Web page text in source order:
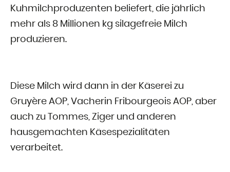
Kuhmilchproduzenten beliefert, die jährlich
mehr als 8 Millionen kg silagefreie Milch
produzieren.
Diese Milch wird dann in der Käserei zu
Gruyère AOP, Vacherin Fribourgeois AOP, aber
auch zu Tommes, Ziger und anderen
hausgemachten Käsespezialitäten
verarbeitet.